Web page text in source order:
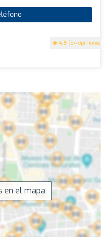
4.9 (84 opiniones)
en el mapa